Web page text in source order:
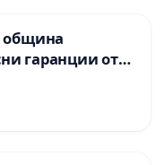
община
гаранции от
че ще се
норми!